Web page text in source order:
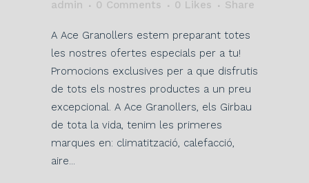
admin 0 Comments 0 Likes Share
A Ace Granollers estem preparant totes
les nostres ofertes especials per a tu!
Promocions exclusives per a que disfrutis
de tots els nostres productes a un preu
excepcional. A Ace Granollers, els Girbau
de tota la vida, tenim les primeres
marques en: climatització, calefacció,
aire...